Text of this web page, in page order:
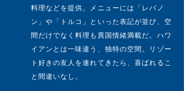
料理などを提供。メニューには「レバノ
ン」や「トルコ」といった表記が並び、空
間だけでなく料理も異国情緒満載だ。ハワ
イアンとは一味違う、独特の空間。リゾー
ト好きの友人を連れてきたら、喜ばれるこ
と間違いなし。